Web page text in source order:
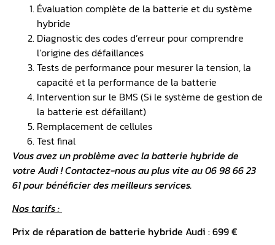
Évaluation complète de la batterie et du système
hybride
Diagnostic des codes d’erreur pour comprendre
l’origine des défaillances
Tests de performance pour mesurer la tension, la
capacité et la performance de la batterie
Intervention sur le BMS (Si le système de gestion de
la batterie est défaillant)
Remplacement de cellules
Test final
Vous avez un problème avec la batterie hybride de
votre Audi ! Contactez-nous au plus vite au 06 98 66 23
61 pour bénéficier des meilleurs services.
Nos tarifs :
Prix de réparation de batterie hybride Audi : 699 €